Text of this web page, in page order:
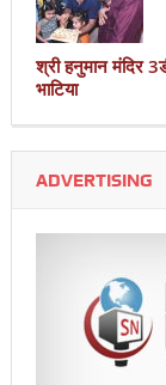
श्री हनुमान मंदिर
भाटिया
ADVERTISING